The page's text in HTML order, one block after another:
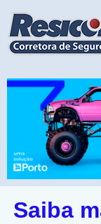
Saiba